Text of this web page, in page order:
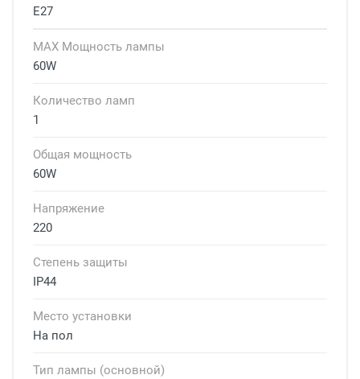
E27
MAX Мощность лампы
60W
Количество ламп
1
Общая мощность
60W
Напряжение
220
Степень защиты
IP44
Место установки
На пол
Тип лампы (основной)